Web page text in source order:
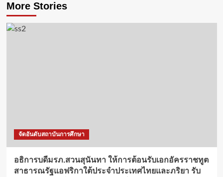
More Stories
จัดอันดับสถาบันการศึกษา
อธิการบดีมรภ.สวนสุนันทา ให้การต้อนรับเอกอัครราชทูต
สาธารณรัฐแอฟริกาใต้ประจำประเทศไทยและภริยา รับ